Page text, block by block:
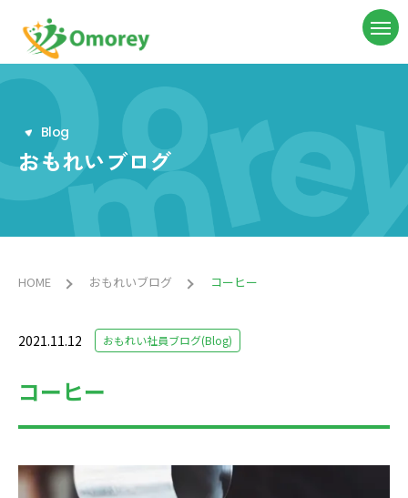
Blog
おもれいブログ
HOME おもれいブログ コーヒー
2021.11.12 おもれい社員ブログ(Blog)
コーヒー